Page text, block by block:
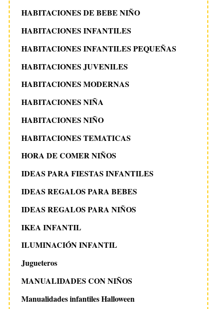
HABITACIONES DE BEBE NIÑO
HABITACIONES INFANTILES
HABITACIONES INFANTILES PEQUEÑAS
HABITACIONES JUVENILES
HABITACIONES MODERNAS
HABITACIONES NIÑA
HABITACIONES NIÑO
HABITACIONES TEMATICAS
HORA DE COMER NIÑOS
IDEAS PARA FIESTAS INFANTILES
IDEAS REGALOS PARA BEBES
IDEAS REGALOS PARA NIÑOS
IKEA INFANTIL
ILUMINACIÓN INFANTIL
Jugueteros
MANUALIDADES CON NIÑOS
Manualidades infantiles Halloween